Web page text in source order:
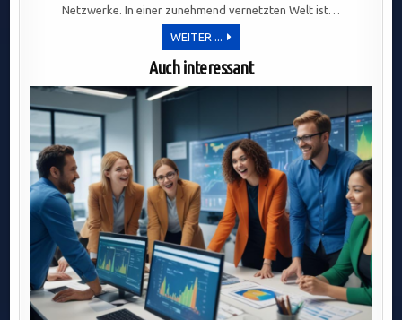
Netzwerke. In einer zunehmend vernetzten Welt ist…
WEITER ... EDGE
COMPUTING:
DEZENTRALE
DATENVERARBEITUNG
ECHTZEITANALYSEN
SMARTE
LÖSUNGEN.
Auch interessant